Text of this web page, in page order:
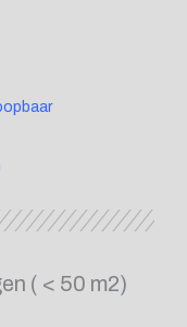
( < 50 m2)